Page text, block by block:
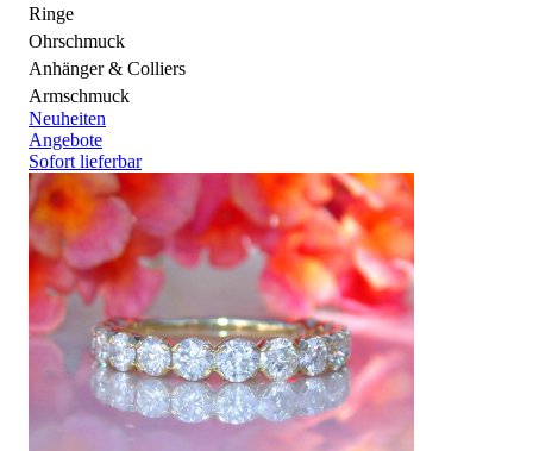
Ringe
Ohrschmuck
Anhänger & Colliers
Armschmuck
Neuheiten
Angebote
Sofort lieferbar